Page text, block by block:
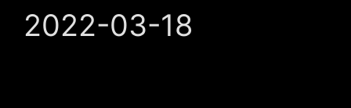
2022-03-18